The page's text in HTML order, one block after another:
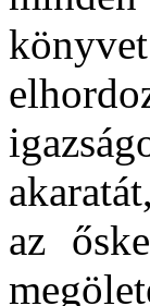
az